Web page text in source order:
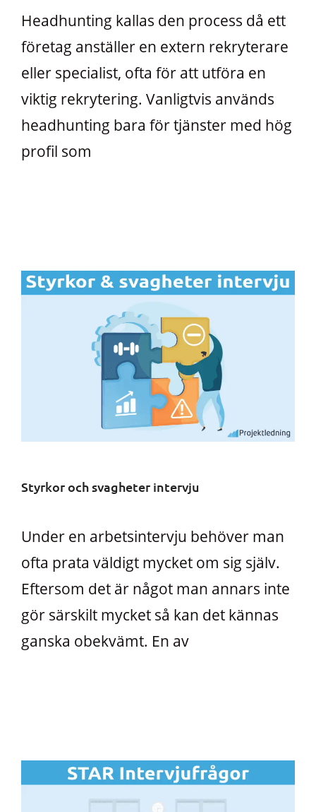
Headhunting kallas den process då ett
företag anställer en extern rekryterare
eller specialist, ofta för att utföra en
viktig rekrytering. Vanligtvis används
headhunting bara för tjänster med hög
profil som
Styrkor och svagheter intervju
Under en arbetsintervju behöver man
ofta prata väldigt mycket om sig själv.
Eftersom det är något man annars inte
gör särskilt mycket så kan det kännas
ganska obekvämt. En av